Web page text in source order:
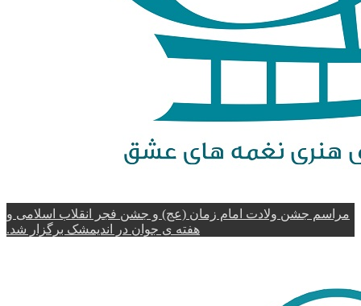
مراسم جشن ولادت امام زمان (عج) و جشن فجر انقلاب اسلامی و
هفته ی جوان در اندیمشک برگزار شد.